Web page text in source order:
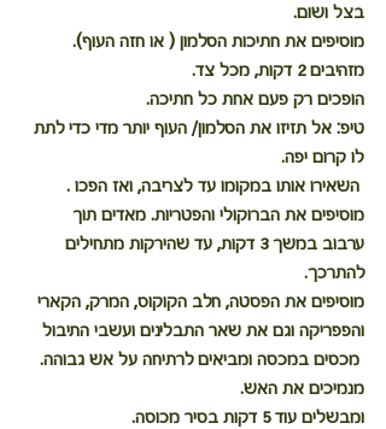
בצל ושום.
מוסיפים את חתיכות הסלמון ( או חזה העוף).
מזהיבים 2 דקות, מכל צד.
הופכים רק פעם אחת כל חתיכה.
טיפ: אל תזיזו את הסלמון/ העוף יותר מדי כדי לתת
לו קרום יפה.
מוסיפים את הברוקולי והפטריות. מאדים תוך
ערבוב במשך 3 דקות, עד שהירקות מתחילים
להתרכך.
מוסיפים את הפסטה, חלב הקוקוס, המרק, הקארי
והפפריקה וגם את שאר התבלינים ועשבי התיבול
מנמיכים את האש.
ומבשלים עוד 5 דקות בסיר מכוסה.